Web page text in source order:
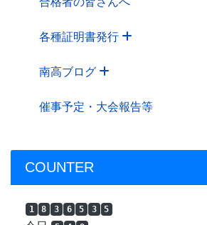
各種証明書発行
南高ブログ
催事予定・大会報告等
COUNTER
1 8 3 6 5 3 5